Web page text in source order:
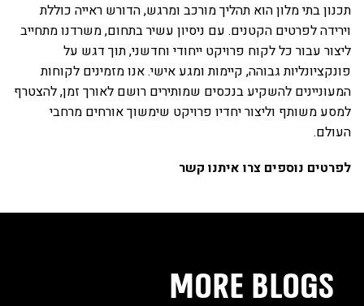
תכנון בתי מלון הוא תהליך מורכב ומרגש, הדורש ראייה כוללת
וירידה לפרטים הקטנים. עם ניסיון עשיר בתחום, משרדנו מתחייב
ליצור עבור כל לקוח פרויקט ייחודי וחדשני, תוך דגש על
פונקציונליות גבוהה, קיימות ומגע אישי. אנו מזמינים לקוחות
המעוניינים להשקיע בנכסים שמותירים רושם לאורך זמן, להצטרף
למסע משותף וליצור יחדיו פרויקט שימשוך אורחים מרחבי
העולם.
לפרטים נוספים צרו איתנו קשר
MORE BLOGS